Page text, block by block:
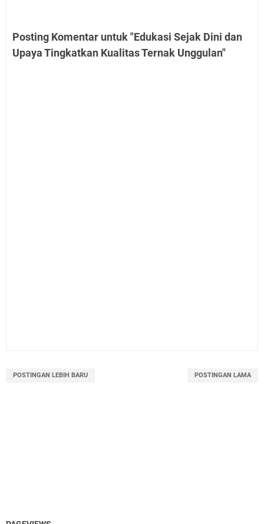
Posting Komentar untuk "Edukasi Sejak Dini dan
Upaya Tingkatkan Kualitas Ternak Unggulan"
POSTINGAN LEBIH BARU POSTINGAN LAMA